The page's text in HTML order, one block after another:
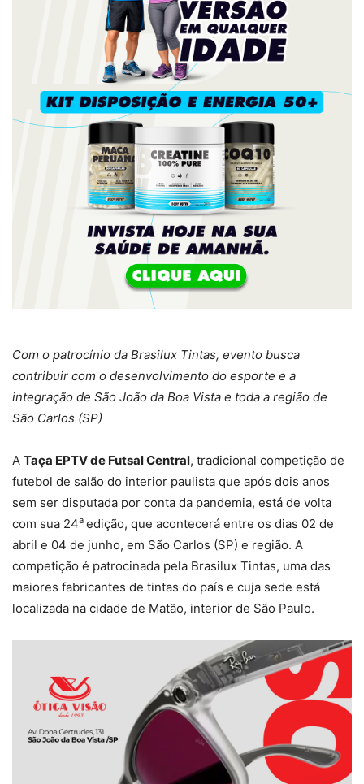
Com o patrocínio da Brasilux Tintas, evento busca
contribuir com o desenvolvimento do esporte e a
integração de São João da Boa Vista e toda a região de
São Carlos (SP)
A Taça EPTV de Futsal Central, tradicional competição de
futebol de salão do interior paulista que após dois anos
sem ser disputada por conta da pandemia, está de volta
com sua 24a edição, que acontecerá entre os dias 02 de
abril e 04 de junho, em São Carlos (SP) e região. A
competição é patrocinada pela Brasilux Tintas, uma das
maiores fabricantes de tintas do país e cuja sede está
localizada na cidade de Matão, interior de São Paulo.